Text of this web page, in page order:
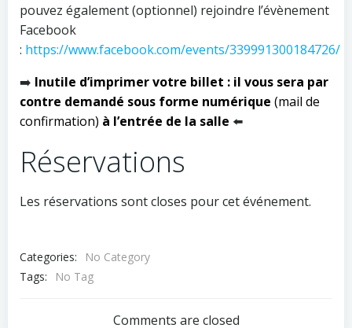
pouvez également (optionnel) rejoindre l’évènement
Facebook
: https://www.facebook.com/events/339991300184726/
➡️ Inutile d’imprimer votre billet : il vous sera par
contre demandé sous forme numérique (mail de
confirmation) à l’entrée de la salle ⬅️
Réservations
Les réservations sont closes pour cet événement.
Categories:
No Category
Tags:
No Tag
Comments are closed